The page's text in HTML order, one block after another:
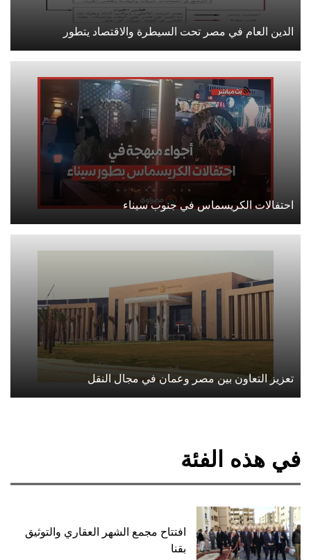
الدين العام في مصر تحت السيطرة والاقتصاد يتطور
احتفالات الكريسماس في جنوب سيناء
تعزيز التعاون بين مصر وعمان في مجال النقل
في هذه الفئة
افتتاح مجمع الشهر العقاري والتوثيق
بقنا